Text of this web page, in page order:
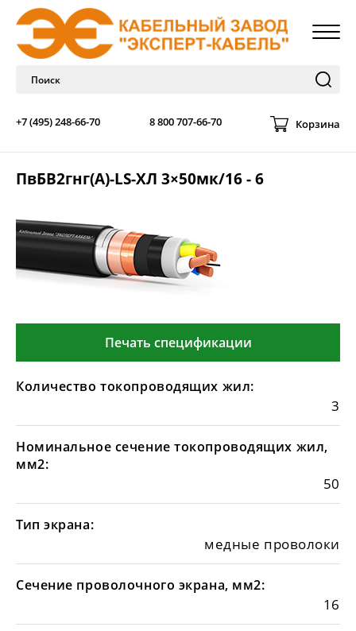
+7 (495) 248-66-70 8 800 707-66-70 Корзина
ПвБВ2гнг(А)-LS-ХЛ 3×50мк/16 - 6
Печать спецификации
Количество токопроводящих жил:
3
Номинальное сечение токопроводящих жил,
мм2:
50
Тип экрана:
медные проволоки
Сечение проволочного экрана, мм2:
16